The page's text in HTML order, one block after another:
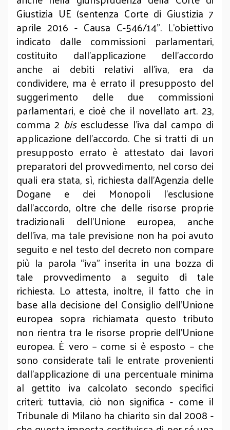
Giustizia UE (sentenza Corte di Giustizia 7
aprile 2016 - Causa C-546/14”. L’obiettivo
indicato dalle commissioni parlamentari,
costituito dall’applicazione dell’accordo
anche ai debiti relativi all’iva, era da
condividere, ma è errato il presupposto del
suggerimento delle due commissioni
parlamentari, e cioè che il novellato art. 23,
comma 2 bisescludesse l’iva dal campo di
applicazione dell’accordo. Che si tratti di un
presupposto errato è attestato dai lavori
preparatori del provvedimento, nel corso dei
quali era stata, sì, richiesta dall’Agenzia delle
Dogane e dei Monopoli l’esclusione
dall’accordo, oltre che delle risorse proprie
tradizionali dell’Unione europea, anche
dell’iva, ma tale previsione non ha poi avuto
seguito e nel testo del decreto non compare
più la parola “iva” inserita in una bozza di
tale provvedimento a seguito di tale
richiesta. Lo attesta, inoltre, il fatto che in
base alla decisione del Consiglio dell’Unione
europea sopra richiamata questo tributo
non rientra tra le risorse proprie dell’Unione
europea. È vero – come si è esposto – che
sono considerate tali le entrate provenienti
dall’applicazione di una percentuale minima
al gettito iva calcolato secondo specifici
criteri; tuttavia, ciò non significa - come il
Tribunale di Milano ha chiarito sin dal 2008 -